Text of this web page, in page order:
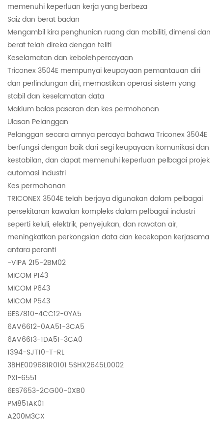
memenuhi keperluan kerja yang berbeza
Saiz dan berat badan
Mengambil kira penghunian ruang dan mobiliti, dimensi dan
berat telah direka dengan teliti
Keselamatan dan kebolehpercayaan
Triconex 3504E mempunyai keupayaan pemantauan diri
dan perlindungan diri, memastikan operasi sistem yang
stabil dan keselamatan data
Maklum balas pasaran dan kes permohonan
Ulasan Pelanggan
Pelanggan secara amnya percaya bahawa Triconex 3504E
berfungsi dengan baik dari segi keupayaan komunikasi dan
kestabilan, dan dapat memenuhi keperluan pelbagai projek
automasi industri
Kes permohonan
TRICONEX 3504E telah berjaya digunakan dalam pelbagai
persekitaran kawalan kompleks dalam pelbagai industri
seperti keluli, elektrik, penyejukan, dan rawatan air,
meningkatkan perkongsian data dan kecekapan kerjasama
antara peranti
-VIPA 215-2BM02
MICOM P143
MICOM P643
MICOM P543
6ES7810-4CC12-0YA5
6AV6612-0AA51-3CA5
6AV6613-1DA51-3CA0
1394-SJT10-T-RL
3BHE009681R0101 5SHX2645L0002
PXI-6551
6ES7653-2CG00-0XB0
PM851AK01
A200M3CX